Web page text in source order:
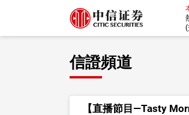
(
信證頻道
【直播節目—Tasty